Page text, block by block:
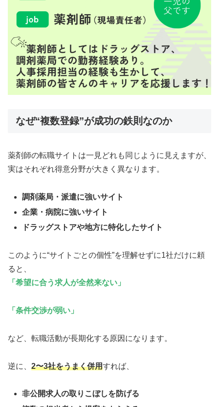
なぜ“複数登録”が成功の鉄則なのか
薬剤師の転職サイトは一見どれも同じように見えますが、
実はそれぞれ得意分野が大きく異なります。
調剤薬局・派遣に強いサイト
企業・病院に強いサイト
ドラッグストアや地方に特化したサイト
このように“サイトごとの個性”を理解せずに1社だけに頼
ると、
「希望に合う求人が全然来ない」
「条件交渉が弱い」
など、転職活動が長期化する原因になります。
逆に、 2〜3社をうまく併用すれば、
非公開求人の取りこぼしを防げる